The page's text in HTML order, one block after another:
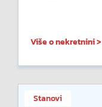
Više o nekretnini >
Stanovi